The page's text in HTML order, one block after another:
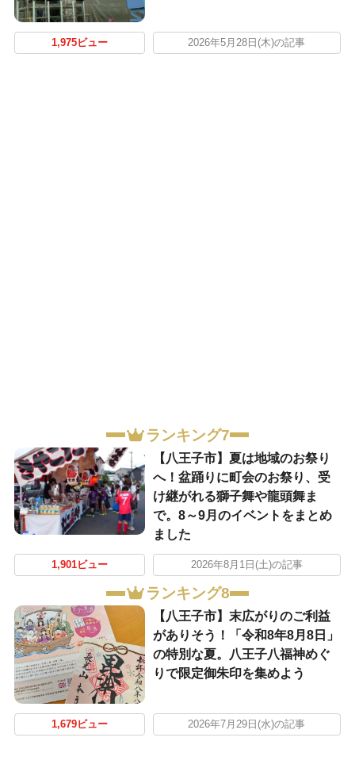
1,975ビュー 2026年5月28日(木)の記事
ランキング7
【八王子市】夏は地域のお祭り
へ！盆踊りに町会のお祭り、受
け継がれる獅子舞や龍頭舞ま
で。8～9月のイベントをまとめ
ました
1,901ビュー 2026年8月1日(土)の記事
ランキング8
【八王子市】末広がりのご利益
がありそう！「令和8年8月8日」
の特別な夏。八王子八福神めぐ
りで限定御朱印を集めよう
1,679ビュー 2026年7月29日(水)の記事